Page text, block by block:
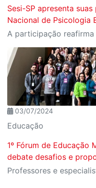
Sesi-SP apresenta
Nacional de Psicologia
03/07/2024
Educação
1º Fórum de Educação
debate desafios e